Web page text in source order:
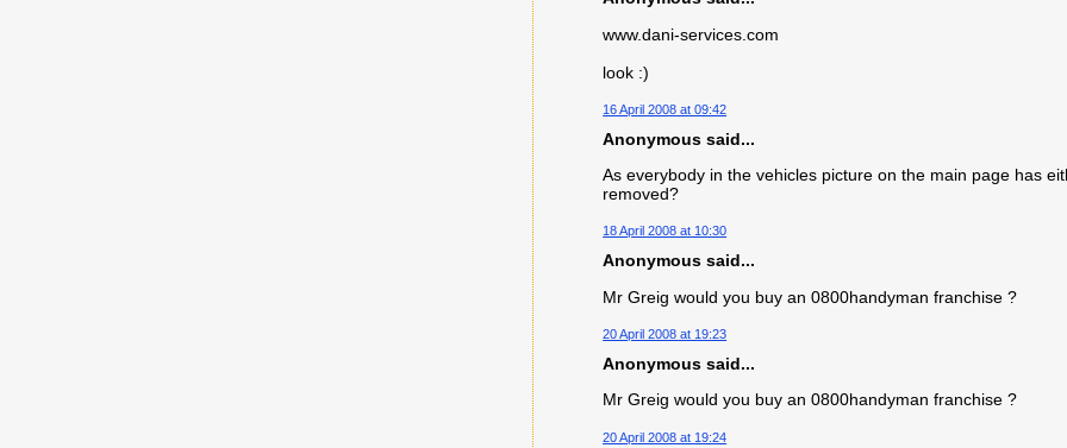
www.dani-services.com
look :)
16 April 2008 at 09:42
Anonymous said...
As everybody in the vehicles picture on the main page has
removed?
18 April 2008 at 10:30
Anonymous said...
Mr Greig would you buy an 0800handyman franchise ?
20 April 2008 at 19:23
Anonymous said...
Mr Greig would you buy an 0800handyman franchise ?
20 April 2008 at 19:24